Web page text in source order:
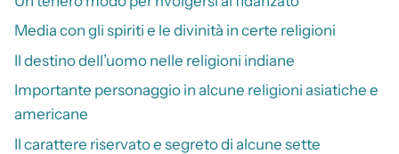
Media con gli spiriti e le divinità in certe religioni
Il destino dell’uomo nelle religioni indiane
Importante personaggio in alcune religioni asiatiche e
americane
Il carattere riservato e segreto di alcune sette